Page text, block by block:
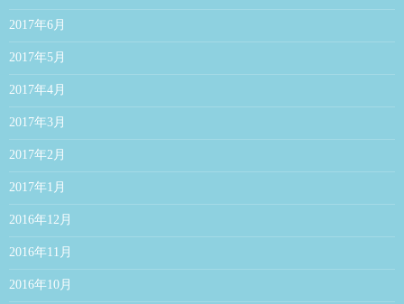
2017年6月
2017年5月
2017年4月
2017年3月
2017年2月
2017年1月
2016年12月
2016年11月
2016年10月